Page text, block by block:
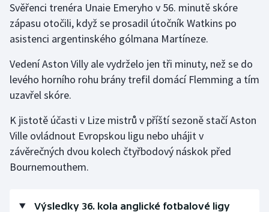
Plavání
Ragby
Rychlostní kanoistika
Short track
Svěřenci trenéra Unaie Emeryho v 56. minutě skóre
zápasu otočili, když se prosadil útočník Watkins po
asistenci argentinského gólmana Martíneze.
Vedení Aston Villy ale vydrželo jen tři minuty, než se do
levého horního rohu brány trefil domácí Flemming a tím
uzavřel skóre.
K jistotě účasti v Lize mistrů v příští sezoně stačí Aston
Ville ovládnout Evropskou ligu nebo uhájit v
závěrečných dvou kolech čtyřbodový náskok před
Bournemouthem.
Výsledky 36. kola anglické fotbalové ligy